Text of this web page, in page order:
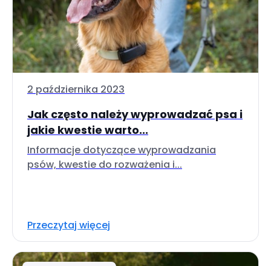
2 października 2023
Jak często należy wyprowadzać psa i
jakie kwestie warto...
Informacje dotyczące wyprowadzania
psów, kwestie do rozważenia i...
Przeczytaj więcej